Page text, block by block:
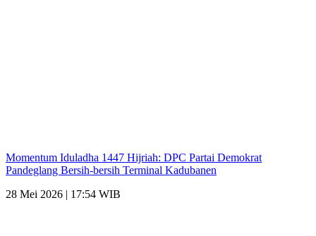
Momentum Iduladha 1447 Hijriah: DPC Partai Demokrat
Pandeglang Bersih-bersih Terminal Kadubanen
28 Mei 2026 | 17:54 WIB